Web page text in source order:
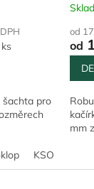
šachta pro
KSO 150 -
od
od
mm